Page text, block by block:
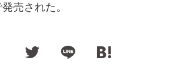
売された。